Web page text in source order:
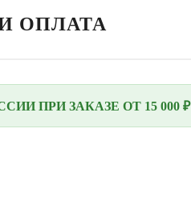
ОПЛАТА
ПРИ ЗАКАЗЕ ОТ 15 000 ₽